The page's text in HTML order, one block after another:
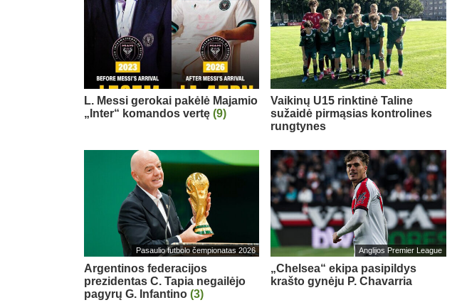
L. Messi gerokai pakėlė Majamio
„Inter“ komandos vertę (9)
Vaikinų U15 rinktinė Taline
sužaidė pirmąsias kontrolines
rungtynes
Pasaulio futbolo čempionatas 2026
Argentinos federacijos
prezidentas C. Tapia negailėjo
pagyrų G. Infantino (3)
Anglijos Premier League
„Chelsea“ ekipa pasipildys
krašto gynėju P. Chavarria